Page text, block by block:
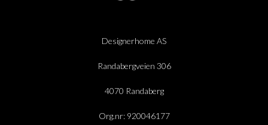
Designerhome AS
Randabergveien 306
4070 Randaberg
Org.nr: 920046177